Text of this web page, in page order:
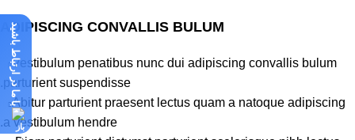
ADIPISCING CONVALLIS BULUM
Vestibulum penatibus nunc dui adipiscing convallis bulum
parturient suspendisse.
Abitur parturient praesent lectus quam a natoque adipiscing
a vestibulum hendre.
با ما در ارتباط باشید